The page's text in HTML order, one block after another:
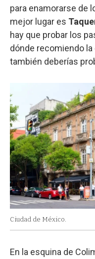
para enamorarse de
mejor lugar es
hay que probar los
dónde recomiendo
también deberías
Ciudad de México.
En la esquina de